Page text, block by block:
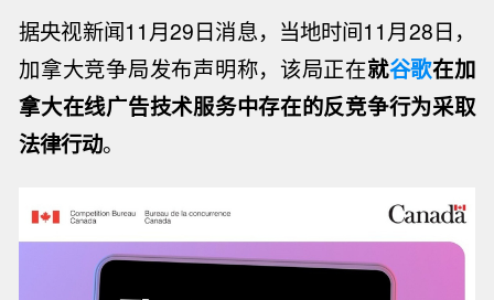
据央视新闻11月29日消息，当地时间11月28日，
加拿大竞争局发布声明称，该局正在就谷歌在加
拿大在线广告技术服务中存在的反竞争行为采取
法律行动。